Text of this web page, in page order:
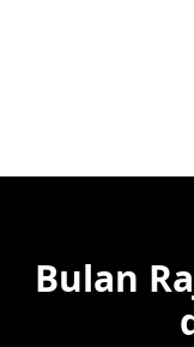
Bulan